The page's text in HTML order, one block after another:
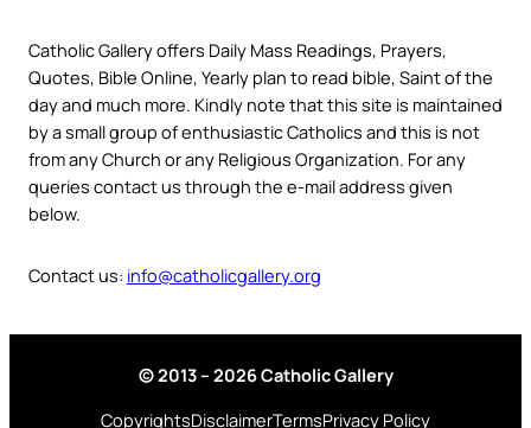
Catholic Gallery offers Daily Mass Readings, Prayers,
Quotes, Bible Online, Yearly plan to read bible, Saint of the
day and much more. Kindly note that this site is maintained
by a small group of enthusiastic Catholics and this is not
from any Church or any Religious Organization. For any
queries contact us through the e-mail address given
below.
Contact us: info@catholicgallery.org
© 2013 – 2026 Catholic Gallery
CopyrightsDisclaimerTermsPrivacy Policy